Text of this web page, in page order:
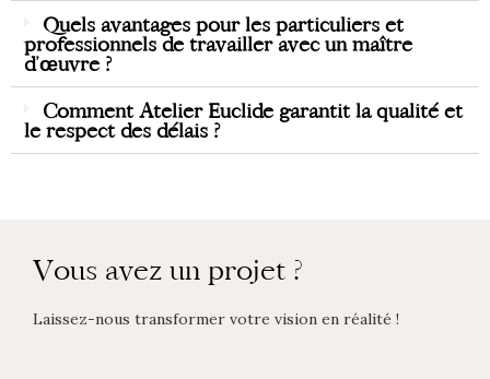
Quels avantages pour les particuliers et
professionnels de travailler avec un maître
d’œuvre ?
Comment Atelier Euclide garantit la qualité et
le respect des délais ?
Vous avez un projet ?
Laissez-nous transformer votre vision en réalité !